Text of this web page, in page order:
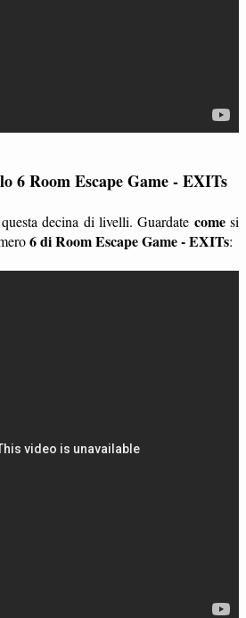
6 Room Escape Game - EXITs
decina di livelli. Guardate comesi
6 di Room Escape Game - EXITs: